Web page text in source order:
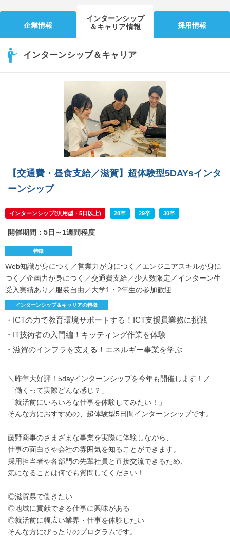
企業情報
インターンシップ
＆キャリア情報
採用情報
インターンシップ＆キャリア
【交通費・昼食支給／滋賀】超体験型5DAYsインタ
ーンシップ
インターンシップ(汎用型・5日以上) 28卒 29卒 30卒
開催期間：5日～1週間程度
特徴
Web知識が身につく／営業力が身につく／エンジニアスキルが身に
つく／企画力が身につく／交通費支給／少人数限定／インターン生
受入実績あり／服装自由／大学1・2年生の参加歓迎
インターンシップ＆キャリアの特徴
・ICTの力で教育環境サポートする！ICT支援員業務に挑戦
・IT技術者の入門編！キッティング作業を体験
・滋賀のインフラを支える！エネルギー事業を学ぶ
＼昨年大好評！5dayインターンシップを今年も開催します！／
「働くって実際どんな感じ？」
「就活前にいろいろな仕事を体験してみたい！」
そんな方におすすめの、超体験型5日間インターンシップです。
藤野商事のさまざまな事業を実際に体験しながら、
仕事の面白さや会社の雰囲気を知ることができます。
採用担当者や各部門の先輩社員と直接交流できるため、
気になることは何でも質問してください！
◎滋賀県で働きたい
◎地域に貢献できる仕事に興味がある
◎就活前に幅広い業界・仕事を体験したい
そんな方にぴったりのプログラムです。